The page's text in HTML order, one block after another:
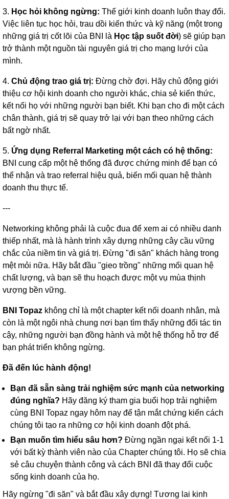
3. Học hỏi không ngừng: Thế giới kinh doanh luôn thay đổi.
Việc liên tục học hỏi, trau dồi kiến thức và kỹ năng (một trong
những giá trị cốt lõi của BNI là Học tập suốt đời) sẽ giúp bạn
trở thành một nguồn tài nguyên giá trị cho mạng lưới của
mình.
4. Chủ động trao giá trị: Đừng chờ đợi. Hãy chủ động giới
thiệu cơ hội kinh doanh cho người khác, chia sẻ kiến thức,
kết nối họ với những người bạn biết. Khi bạn cho đi một cách
chân thành, giá trị sẽ quay trở lại với bạn theo những cách
bất ngờ nhất.
5. Ứng dụng Referral Marketing một cách có hệ thống:
BNI cung cấp một hệ thống đã được chứng minh để bạn có
thể nhận và trao referral hiệu quả, biến mối quan hệ thành
doanh thu thực tế.
---
Networking không phải là cuộc đua để xem ai có nhiều danh
thiếp nhất, mà là hành trình xây dựng những cây cầu vững
chắc của niềm tin và giá trị. Đừng "đi săn" khách hàng trong
mệt mỏi nữa. Hãy bắt đầu "gieo trồng" những mối quan hệ
chất lượng, và bạn sẽ thu hoạch được một vụ mùa thịnh
vượng bền vững.
BNI Topaz không chỉ là một chapter kết nối doanh nhân, mà
còn là một ngôi nhà chung nơi bạn tìm thấy những đối tác tin
cậy, những người bạn đồng hành và một hệ thống hỗ trợ để
bạn phát triển không ngừng.
Đã đến lúc hành động!
Bạn đã sẵn sàng trải nghiệm sức mạnh của networking
đúng nghĩa? Hãy đăng ký tham gia buổi họp trải nghiệm
cùng BNI Topaz ngay hôm nay để tận mắt chứng kiến cách
chúng tôi tạo ra những cơ hội kinh doanh đột phá.
Bạn muốn tìm hiểu sâu hơn? Đừng ngần ngại kết nối 1-1
với bất kỳ thành viên nào của Chapter chúng tôi. Họ sẽ chia
sẻ câu chuyện thành công và cách BNI đã thay đổi cuộc
sống kinh doanh của họ.
Hãy ngừng "đi săn" và bắt đầu xây dựng! Tương lai kinh